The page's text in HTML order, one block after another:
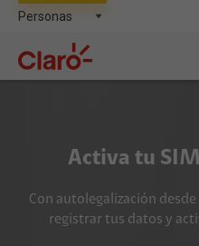
Activa tu
Con autolegalización desde
registrar tus datos y